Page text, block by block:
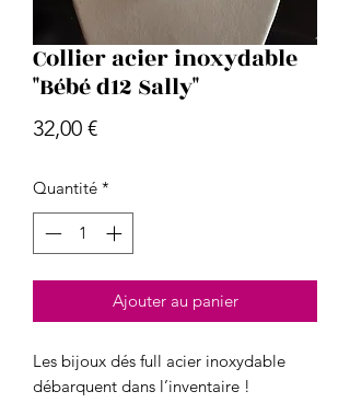
Collier acier inoxydable
"Bébé d12 Sally"
32,00 €Prix
Quantité *
Ajouter au panier
Les bijoux dés full acier inoxydable
débarquent dans l’inventaire !